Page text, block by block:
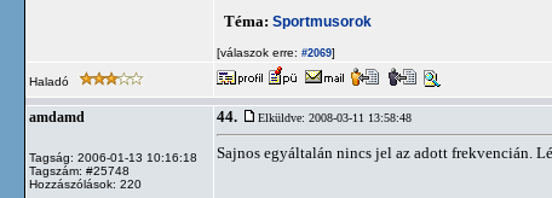
Téma: Sportmusorok
[válaszok erre: #2069]
Haladó
amdamd
Tagság: 2006-01-13 10:16:18
Tagszám: #25748
Hozzászólások: 220
44. Elküldve: 2008-03-11 13:58:48
Sajnos egyáltalán nincs jel az adott frekvencián.